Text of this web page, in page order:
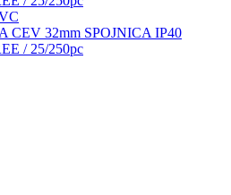
CEV 32mm SPOJNICA IP40
/ 25/250pc